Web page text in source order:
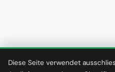
Diese Seite verwendet